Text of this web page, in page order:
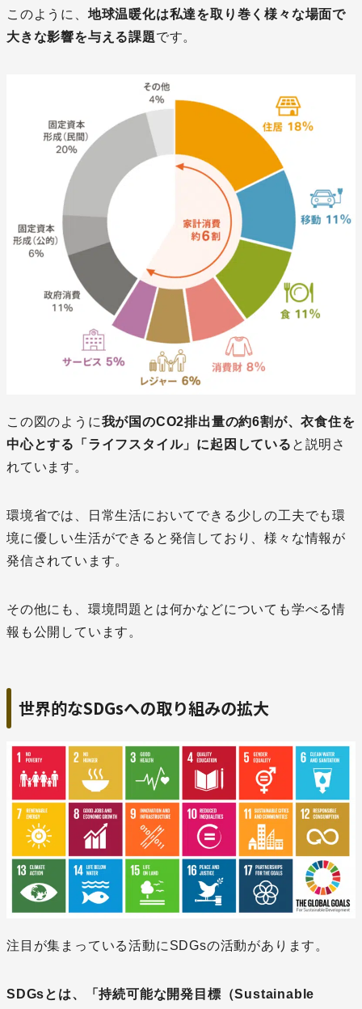
このように、 地球温暖化は私達を取り巻く様々な場面で
大きな影響を与える課題です。
この図のように我が国のCO2排出量の約6割が、衣食住を
中心とする「ライフスタイル」に起因している と説明さ
れています。
環境省では、日常生活においてできる少しの工夫でも環
境に優しい生活ができると発信しており、様々な情報が
発信されています。
その他にも、環境問題とは何かなどについても学べる情
報も公開しています。
世界的なSDGsへの取り組みの拡大
注目が集まっている活動にSDGsの活動があります。
SDGsとは、「持続可能な開発目標（Sustainable